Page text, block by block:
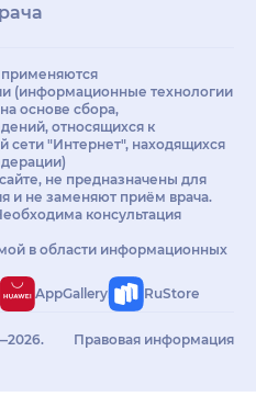
(информационные технологии
основе сбора,
относящихся к
сети "Интернет", находящихся
не предназначены для
и не заменяют приём врача.
консультация
в области информационных
AppGallery RuStore
Правовая информация